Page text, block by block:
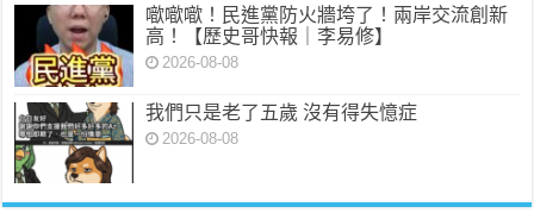
噷噷噷！民進黨防火牆垮了！兩岸交流創新
高！【歷史哥快報｜李易修】
2026-08-08
我們只是老了五歲 沒有得失憶症
2026-08-08